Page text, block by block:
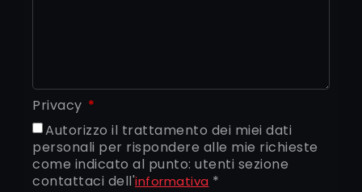
Privacy
Autorizzo il trattamento dei miei dati
personali per rispondere alle mie richieste
come indicato al punto: utenti sezione
contattaci dell'informativa *